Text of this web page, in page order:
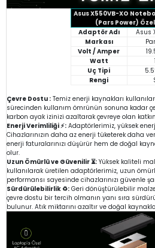
Asus X550VB-XO
(Pars Power)
Adaptör Adı
Asus
Markası
Volt / Amper
Watt
Uç Tipi
Rengi
Çevre Dostu : Temiz enerji kaynakları
sürecinden kullanım ömrünün sonuna kadar
karbon ayak izinizi azaltarak çevreye olan
Enerji Verimliliği ⚡: Adaptörlerimiz, yüksek
Cihazlarınızın daha az enerji tüketerek daha
enerji faturalarınızı düşürür hem de doğal
olur.
Uzun Ömürlü ve Güvenilir ⏳: Yüksek kaliteli
kullanılarak üretilen adaptörlerimiz, uzun
performansı sayesinde cihazlarınızı güvenle
Sürdürülebilirlik ♻️: Geri dönüştürülebilir
çevre dostu bir tercih olmanın yanı sıra
bulunur. Atık miktarını azaltır ve doğal